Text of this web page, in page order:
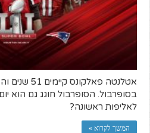
אטלנטה
לאליפות ראשונה?
המשך לקרוא »